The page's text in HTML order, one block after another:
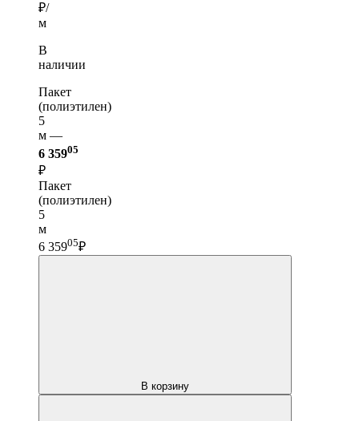
₽/
м
В
наличии
Пакет
(полиэтилен)
5
м —
6 35905
₽
Пакет
(полиэтилен)
5
м
6 35905₽
В корзину